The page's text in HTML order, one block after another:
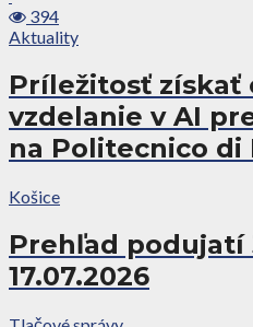
394
Aktuality
Príležitosť získať
vzdelanie v AI
na Politecnico di
Košice
Prehľad podujatí
17.07.2026